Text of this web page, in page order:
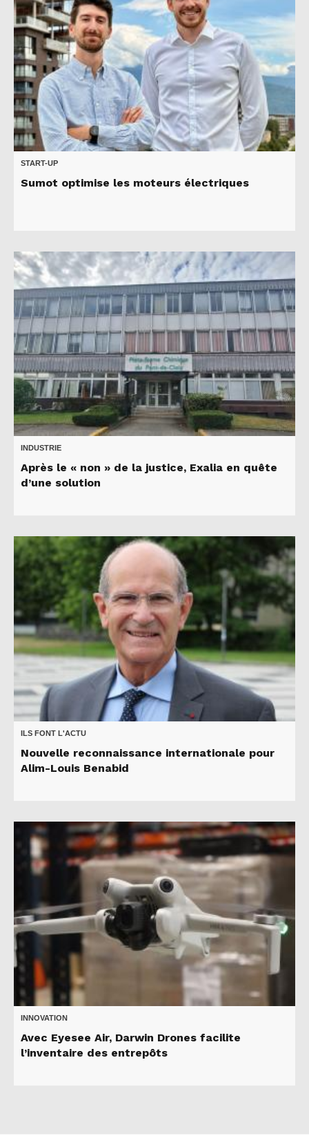
START-UP
Sumot optimise les moteurs électriques
INDUSTRIE
Après le « non » de la justice, Exalia en quête
d’une solution
ILS FONT L'ACTU
Nouvelle reconnaissance internationale pour
Alim-Louis Benabid
INNOVATION
Avec Eyesee Air, Darwin Drones facilite
l’inventaire des entrepôts